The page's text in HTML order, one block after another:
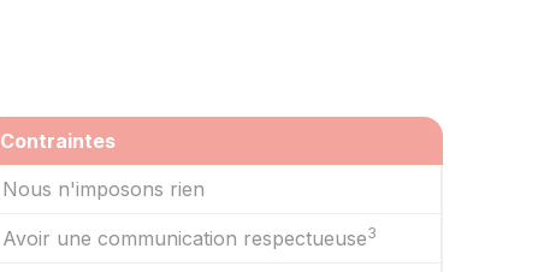
Contraintes
Nous n'imposons rien
Avoir une communication respectueuse3